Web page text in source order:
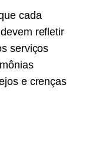
cada
refletir
serviços
e crenças